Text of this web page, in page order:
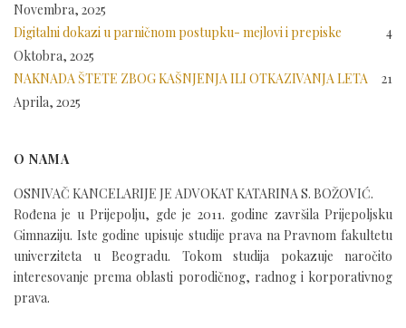
Novembra, 2025
Digitalni dokazi u parničnom postupku- mejlovi i prepiske
4
Oktobra, 2025
NAKNADA ŠTETE ZBOG KAŠNJENJA ILI OTKAZIVANJA LETA
21
Aprila, 2025
O NAMA
OSNIVAČ KANCELARIJE JE ADVOKAT KATARINA S. BOŽOVIĆ.
Rođena je u Prijepolju, gde je 2011. godine završila Prijepoljsku
Gimnaziju. Iste godine upisuje studije prava na Pravnom fakultetu
univerziteta u Beogradu. Tokom studija pokazuje naročito
interesovanje prema oblasti porodičnog, radnog i korporativnog
prava.